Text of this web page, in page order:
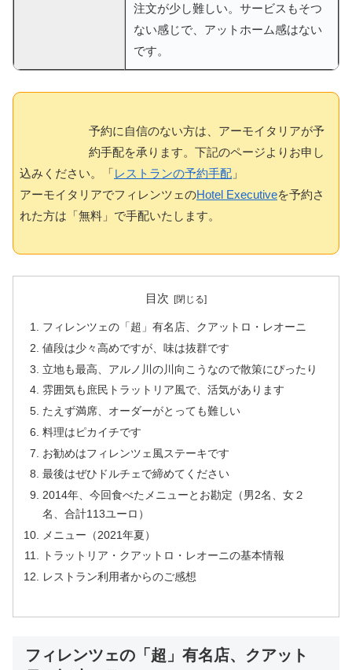
注文が少し難しい。サービスもそつ
ない感じで、アットホーム感はない
です。
予約に自信のない方は、アーモイタリアが予
約手配を承ります。下記のページよりお申し
込みください。「レストランの予約手配 」
アーモイタリアでフィレンツェのHotel Executiveを予約さ
れた方は「無料」で手配いたします。
目次
フィレンツェの「超」有名店、クアットロ・レオーニ
値段は少々高めですが、味は抜群です
立地も最高、アルノ川の川向こうなので散策にぴったり
雰囲気も庶民トラットリア風で、活気があります
たえず満席、オーダーがとっても難しい
料理はピカイチです
お勧めはフィレンツェ風ステーキです
最後はぜひドルチェで締めてください
2014年、今回食べたメニューとお勘定（男2名、女２
名、合計113ユーロ）
メニュー（2021年夏）
トラットリア・クアットロ・レオーニの基本情報
レストラン利用者からのご感想
フィレンツェの「超」有名店、クアット